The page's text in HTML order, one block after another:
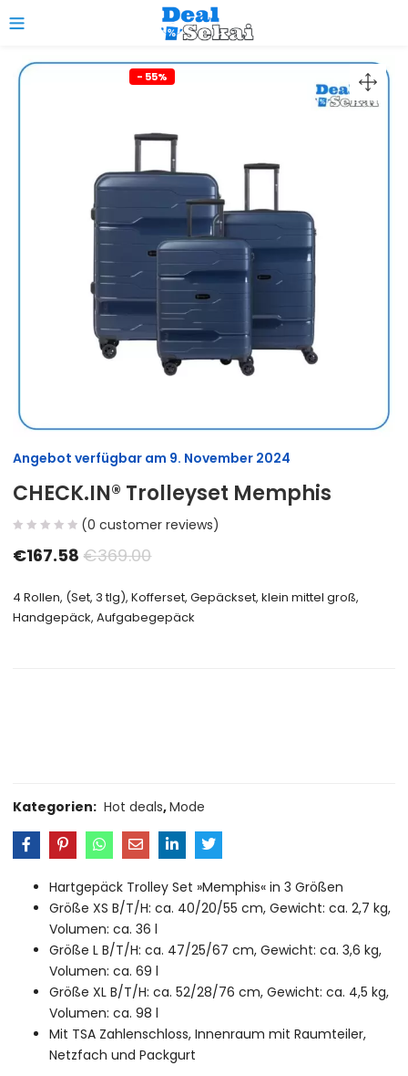
- 55%
Angebot verfügbar am 9. November 2024
CHECK.IN® Trolleyset Memphis
(0 customer reviews)
€167.58 €369.00
4 Rollen, (Set, 3 tlg), Kofferset, Gepäckset, klein mittel groß,
Handgepäck, Aufgabegepäck
Kategorien: Hot deals,Mode
Hartgepäck Trolley Set »Memphis« in 3 Größen
Größe XS B/T/H: ca. 40/20/55 cm, Gewicht: ca. 2,7 kg,
Volumen: ca. 36 l
Größe L B/T/H: ca. 47/25/67 cm, Gewicht: ca. 3,6 kg,
Volumen: ca. 69 l
Größe XL B/T/H: ca. 52/28/76 cm, Gewicht: ca. 4,5 kg,
Volumen: ca. 98 l
Mit TSA Zahlenschloss, Innenraum mit Raumteiler,
Netzfach und Packgurt